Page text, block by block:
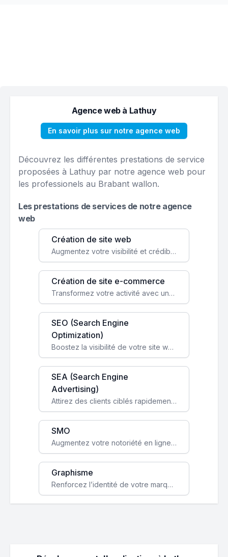
Agence web à Lathuy
En savoir plus sur notre agence web
Découvrez les différentes prestations de service
proposées à Lathuy par notre agence web pour
les professionels au Brabant wallon.
Les prestations de services de notre agence
web
Création de site web
Augmentez votre visibilité et crédibilité en ligne avec un site web performant, conçu pour attirer plus de clients.
Création de site e-commerce
Transformez votre activité avec une boutique en ligne, accessible à l'échelle mondiale 24/7.
SEO (Search Engine
Optimization)
Boostez la visibilité de votre site web sur Google et attirez du trafic qualifié grâce à nos stratégies SEO.
SEA (Search Engine
Advertising)
Attirez des clients ciblés rapidement avec des campagnes publicitaires payantes optimisées pour vos objectifs.
SMO
Augmentez votre notoriété en ligne et stimulez la croissance de votre entreprise grâce à une stratégie sociale sur mesure.
Graphisme
Renforcez l’identité de votre marque avec un design unique qui capte l’attention et engage vos clients.